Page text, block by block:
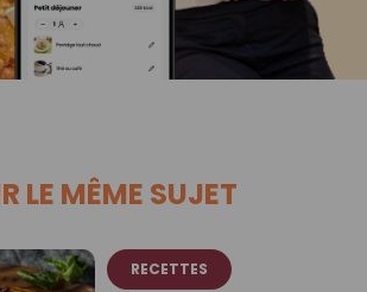
LE MÊME SUJET
RECETTES